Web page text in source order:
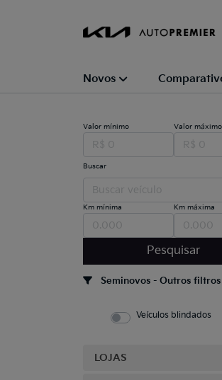
Novos
Valor mínimo Valor máximo
Buscar
Km mínima Km máxima
Pesquisar
Seminovos - Outros filtros
Veículos blindados
LOJAS